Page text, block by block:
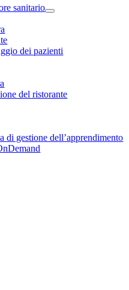
sanitario
dei pazienti
del ristorante
di gestione dell’apprendimento